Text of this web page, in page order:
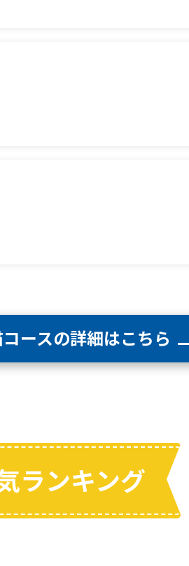
ースの詳細はこちら
ランキング